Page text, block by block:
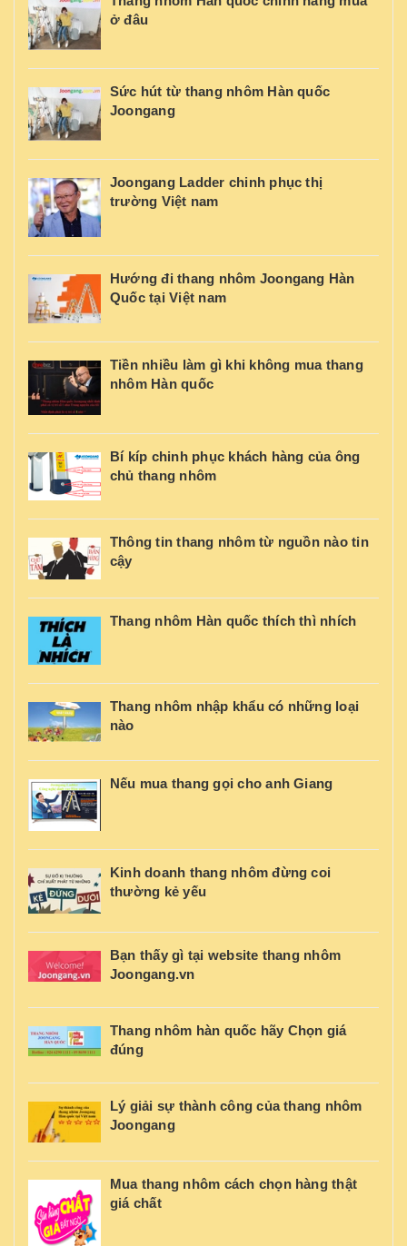
ở đâu
Sức hút từ thang nhôm Hàn quốc
Joongang
Joongang Ladder chinh phục thị
trường Việt nam
Hướng đi thang nhôm Joongang Hàn
Quốc tại Việt nam
Tiền nhiều làm gì khi không mua thang
nhôm Hàn quốc
Bí kíp chinh phục khách hàng của ông
chủ thang nhôm
Thông tin thang nhôm từ nguồn nào tin
cậy
Thang nhôm Hàn quốc thích thì nhích
Thang nhôm nhập khẩu có những loại
nào
Nếu mua thang gọi cho anh Giang
Kinh doanh thang nhôm đừng coi
thường kẻ yếu
Bạn thấy gì tại website thang nhôm
Joongang.vn
Thang nhôm hàn quốc hãy Chọn giá
đúng
Lý giải sự thành công của thang nhôm
Joongang
Mua thang nhôm cách chọn hàng thật
giá chất